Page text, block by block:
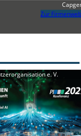
Zur
e. V.